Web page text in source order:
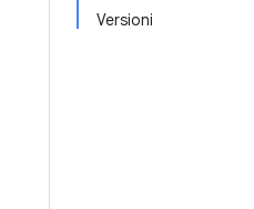
Versioni